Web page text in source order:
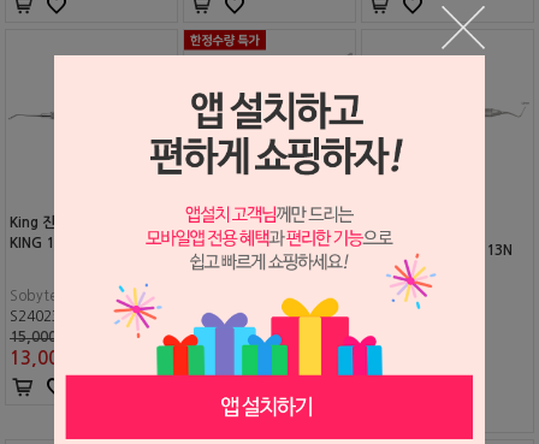
King 진지코드 패커 (#PAC
KING 1)
Sobytec
S2402342
15,000원
13,000
덴티안 진지코드 패커
세일글로발
S2205104
30,000원
진지코드패커 GCP113N
(오성)
S2106311
39,000원